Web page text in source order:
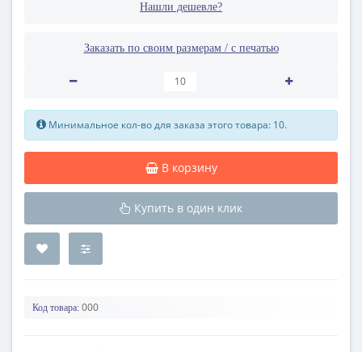
Нашли дешевле?
Заказать по своим размерам / с печатью
Минимальное кол-во для заказа этого товара: 10.
В корзину
Купить в один клик
Код товара: 000